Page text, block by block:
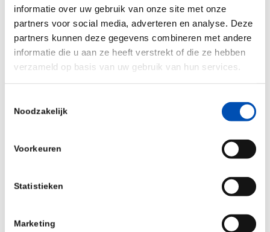
informatie over uw gebruik van onze site met onze
partners voor social media, adverteren en analyse. Deze
partners kunnen deze gegevens combineren met andere
informatie die u aan ze heeft verstrekt of die ze hebben
verzameld op basis van uw gebruik van hun services.
Noodzakelijk
Voorkeuren
Statistieken
Marketing
of work to complete, and we are proud to bethe
first supplier that can offer this IVD productfor the
transplant communityin Canada. We believe the
products will truly support better typing of the
HLA genes.”
Source: GenDx (
Deel dit stuk